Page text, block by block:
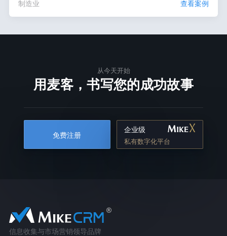
制造业 查看案例
从今天开始
用麦客，书写您的成功故事
免费注册
企业级
私有数字化平台
信息收集与市场营销领导品牌